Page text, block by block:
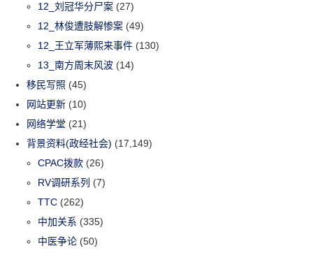
12_刘冠华分尸案 (27)
12_林俊遭肢解惨案 (49)
12_王立军薄熙来事件 (130)
13_南方周末风波 (14)
移民写照 (45)
网站更新 (10)
网络学堂 (21)
背景资料(政经社会) (17,149)
CPAC拨款 (26)
RV调研系列 (7)
TTC (262)
中加关系 (335)
中医争论 (50)